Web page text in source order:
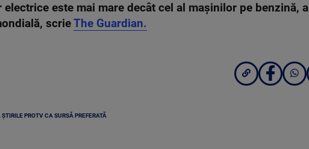
este mai mare decât cel al mașinilor pe benzină, a
scrieThe Guardian.
PROTV CA SURSĂ PREFERATĂ